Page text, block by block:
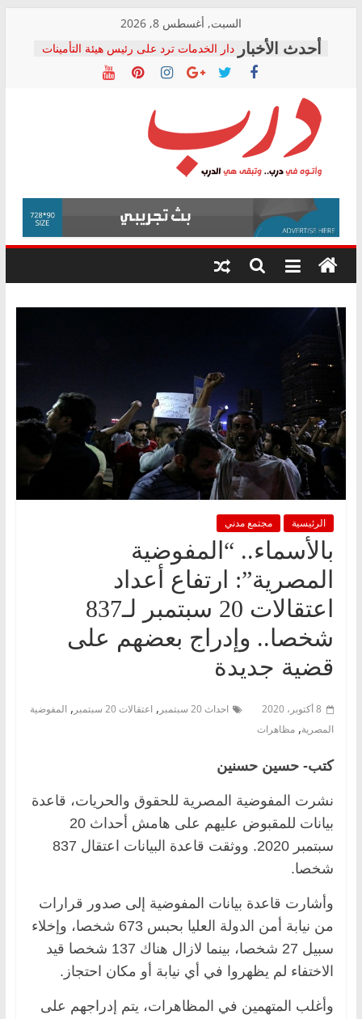
content
السبت, أغسطس 8, 2026
دار الخدمات ترد على رئيس هيئة التأمينات
بعد مؤتمره الصحفي: إنكار الأزمة لا ينهي
معاناة أصحاب المعاشات.. ونطالب بكشف
فرحات سليمان يكتب: القطاع الصحي إلى
أين؟
حزب التحالف الشعبي يطلق لجنة “الحق
في الصحة” بالإسكندرية لرصد الانتهاكات
ودعم المرضى
الوزاري لمدينة الصحفيين.. وانتهاء أعمال
إنشاء المبنى الإداري
المجلس القومي لحقوق الإنسان يعلن
متابعة قضية الدكتور محمد زهران.. ويؤكد:
قرينة البراءة وضمانات المحاكمة العادلة
درب
وأتوه
درب..
وتبقى
هي
الرئيسية مجتمع مدني
بالأسماء.. “المفوضية
المصرية”: ارتفاع أعداد
اعتقالات 20 سبتمبر لـ837
شخصا.. وإدراج بعضهم على
قضية جديدة
8 أكتوبر، 2020 احداث 20 سبتمبر , اعتقالات 20 سبتمبر , المفوضية
المصرية, مظاهرات
كتب- حسين حسنين
نشرت المفوضية المصرية للحقوق والحريات، قاعدة
بيانات للمقبوض عليهم على هامش أحداث 20
سبتمبر 2020. ووثقت قاعدة البيانات اعتقال 837
شخصا.
وأشارت قاعدة بيانات المفوضية إلى صدور قرارات
من نيابة أمن الدولة العليا بحبس 673 شخصا، وإخلاء
سبيل 27 شخصا، بينما لازال هناك 137 شخصا قيد
الاختفاء لم يظهروا في أي نيابة أو مكان احتجاز.
وأغلب المتهمين في المظاهرات، يتم إدراجهم على